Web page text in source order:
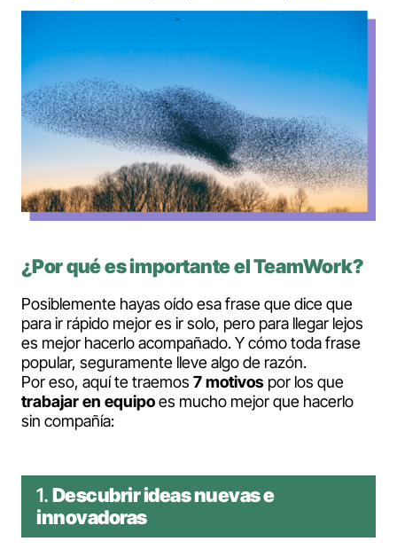
¿Por qué es importante el TeamWork?
Posiblemente hayas oído esa frase que dice que
para ir rápido mejor es ir solo, pero para llegar lejos
es mejor hacerlo acompañado. Y cómo toda frase
popular, seguramente lleve algo de razón.
Por eso, aquí te traemos 7 motivos por los que
trabajar en equipoes mucho mejor que hacerlo
sin compañía:
1.Descubrir ideas nuevas e
innovadoras